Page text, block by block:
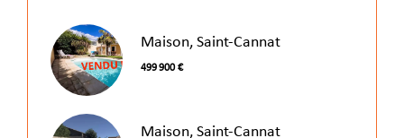
Maison, Saint-Cannat
499 900 €
Maison, Saint-Cannat